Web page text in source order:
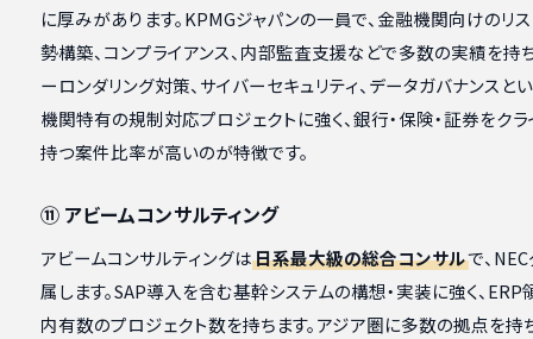
に厚みがあります。KPMGジャパンの一員で、金融機関向けのリ
勢構築、コンプライアンス、内部監査支援などで多数の実績を持
ーロンダリング対策、サイバーセキュリティ、データガバナンスと
機関特有の規制対応プロジェクトに強く、銀行・保険・証券をクラ
持つ案件比率が高いのが特徴です。
⑪ アビームコンサルティング
アビームコンサルティングは日系最大級の総合コンサルで、
属します。SAP導入を含む基幹システムの構想・実装に強く、
内有数のプロジェクト数を持ちます。アジア圏に多数の拠点を持